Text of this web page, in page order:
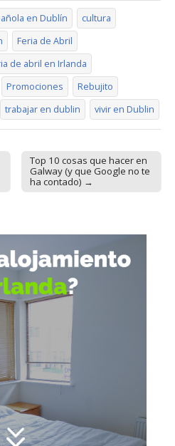
en Dublín
cultura
Feria de Abril
de abril en Irlanda
Promociones
Rebujito
trabajar en dublin vivir en Dublin
Top 10 cosas que hacer en
Galway (y que Google no te
ha contado) →